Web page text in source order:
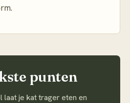
punten
laat je kat trager eten en